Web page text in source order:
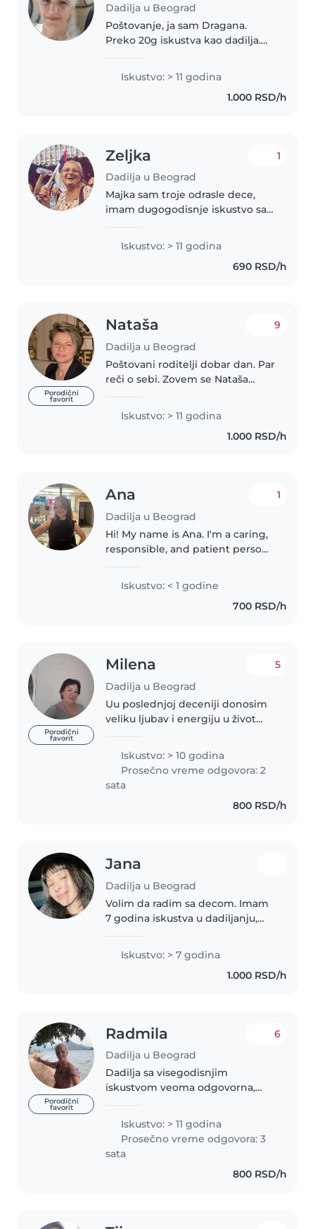
Dadilja u Beograd
Poštovanje, ja sam Dragana.
Preko 20g iskustva kao dadilja.
više. Po zanimanju matematičar,
pomažem deci u izradi domacih..
Iskustvo: > 11 godina
1.000 RSD/h
Zeljka
Dadilja u Beograd
1
Majka sam troje odrasle dece,
imam dugogodisnje iskustvo sa
novorodjenceta do skolaraca.
Iskustvo: > 11 godina
690 RSD/h
Porodični
favorit
Nataša
Dadilja u Beograd
9
Poštovani roditelji dobar dan. Par
reči o sebi. Zovem se Nataša
decom se bavim oko 20 godina a
i sama sam majka sada već
Iskustvo: > 11 godina
1.000 RSD/h
Ana
Dadilja u Beograd
1
Hi! My name is Ana. I'm a caring,
responsible, and patient person
time with children. I love
keeping kids engaged through
games, creative activities,..
Iskustvo: < 1 godine
700 RSD/h
Porodični
favorit
Milena
Dadilja u Beograd
5
Uu poslednjoj deceniji donosim
veliku ljubav i energiju u život
dadilja u svojim pedesetim,
imam preko 10 godina iskustva,
posebno sa bebama i malim
mališanima...
Iskustvo: > 10 godina
Prosečno vreme odgovora: 2
sata
800 RSD/h
Jana
Dadilja u Beograd
Volim da radim sa decom. Imam
7 godina iskustva u dadiljanju,
aktivnosti su bilo kakva
umetnost,crtanje, čitanje i
Iskustvo: > 7 godina
1.000 RSD/h
Porodični
favorit
Radmila
Dadilja u Beograd
6
Dadilja sa visegodisnjim
iskustvom veoma odgovorna,
posvecena deci. Kroz igru i
posvecenost pomazem malim
ljudima da odrastu u srecne ljude
Iskustvo: > 11 godina
Prosečno vreme odgovora: 3
sata
800 RSD/h